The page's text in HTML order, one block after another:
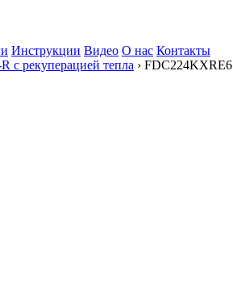
Инструкции Видео О нас Контакты
с рекуперацией тепла › FDC224KXRE6